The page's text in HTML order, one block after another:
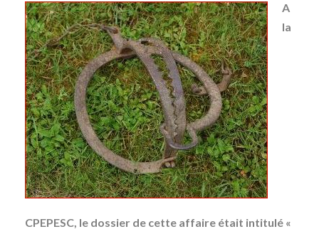
A
la
CPEPESC, le dossier de cette affaire était intitulé «